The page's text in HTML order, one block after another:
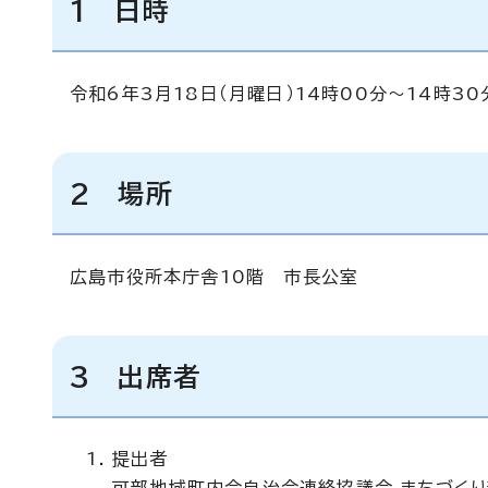
1 日時
令和6年3月18日（月曜日）14時00分～14時30
2 場所
広島市役所本庁舎10階 市長公室
3 出席者
提出者